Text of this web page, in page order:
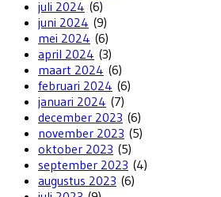
juli 2024 (6)
juni 2024 (9)
mei 2024 (6)
april 2024 (3)
maart 2024 (6)
februari 2024 (6)
januari 2024 (7)
december 2023 (6)
november 2023 (5)
oktober 2023 (5)
september 2023 (4)
augustus 2023 (6)